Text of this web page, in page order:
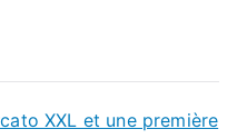
XXL et une première